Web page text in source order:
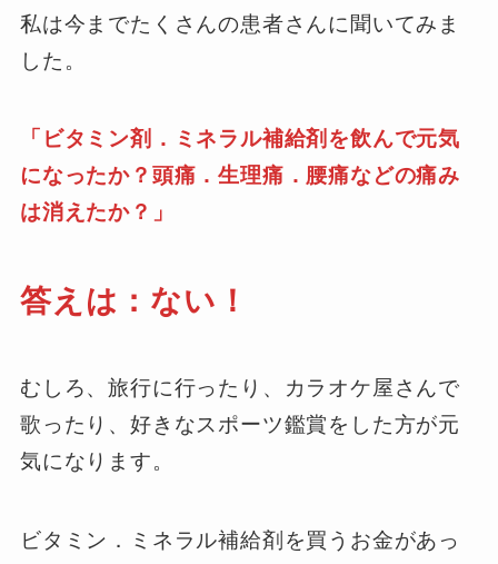
私は今までたくさんの患者さんに聞いてみま
した。
「ビタミン剤．ミネラル補給剤を飲んで元気
になったか？頭痛．生理痛．腰痛などの痛み
は消えたか？」
答えは：ない！
むしろ、旅行に行ったり、カラオケ屋さんで
歌ったり、好きなスポーツ鑑賞をした方が元
気になります。
ビタミン．ミネラル補給剤を買うお金があっ